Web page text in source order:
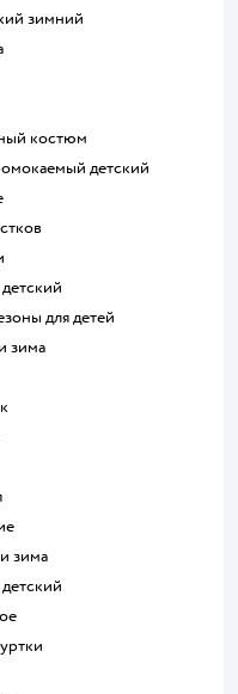
зимний
костюм
детский
для детей
зима
зима